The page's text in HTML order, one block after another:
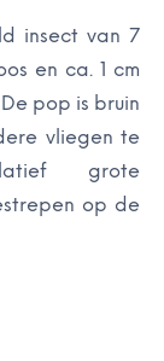
insect van 7
en ca. 1 cm
pop is bruin
vliegen te
grote
op de